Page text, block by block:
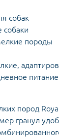
собак
собаки
породы
питание
пород
гранул